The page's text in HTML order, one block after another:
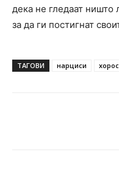
дека не гледаат ништо
за да ги постигнат
ТАГОВИ нарциси